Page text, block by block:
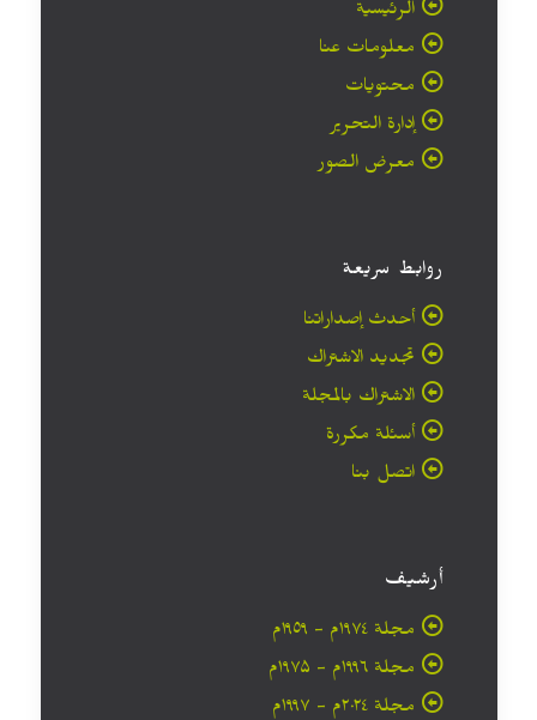
الرئيسية
معلومات عنا
محتويات
إدارة التحرير
معرض الصور
روابط سريعة
أحدث إصداراتنا
تجديد الاشتراك
الاشتراك بالمجلة
أسئلة مكررة
اتصل بنا
أرشيف
مجلة ۱۹۷٤م - ١٩٥٩م
مجلة ۱۹۹٦م - ۱۹۷۵م
مجلة ۲۰۲٤م - ۱۹۹۷م